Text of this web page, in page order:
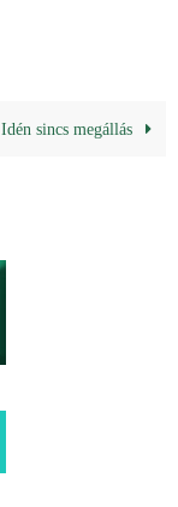
Idén sincs megállás